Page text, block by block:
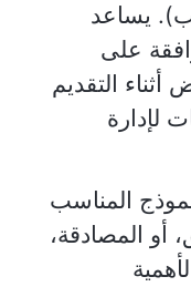
يساعد
على
التقديم
لإدارة
المناسب
أو المصادقة،